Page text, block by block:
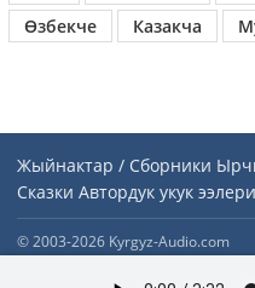
Өзбекче
Казакча
Жыйнактар / Сборники
Сказки Автордук укук
© 2003-2026 Kyrgyz-Audio.com